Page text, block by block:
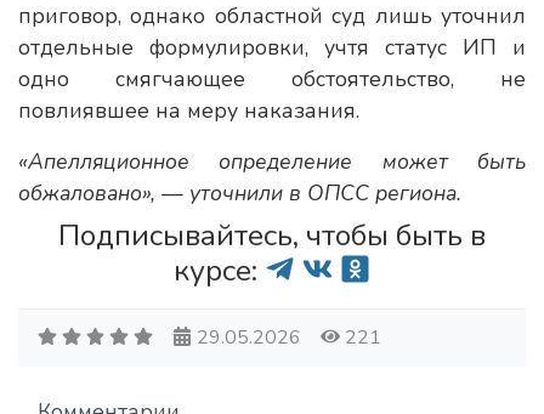
приговор, однако областной суд лишь уточнил
отдельные формулировки, учтя статус ИП и
одно смягчающее обстоятельство, не
повлиявшее на меру наказания.
«Апелляционное определение может быть
обжаловано», — уточнили в ОПСС региона.
Подписывайтесь, чтобы быть в
курсе:
29.05.2026 221